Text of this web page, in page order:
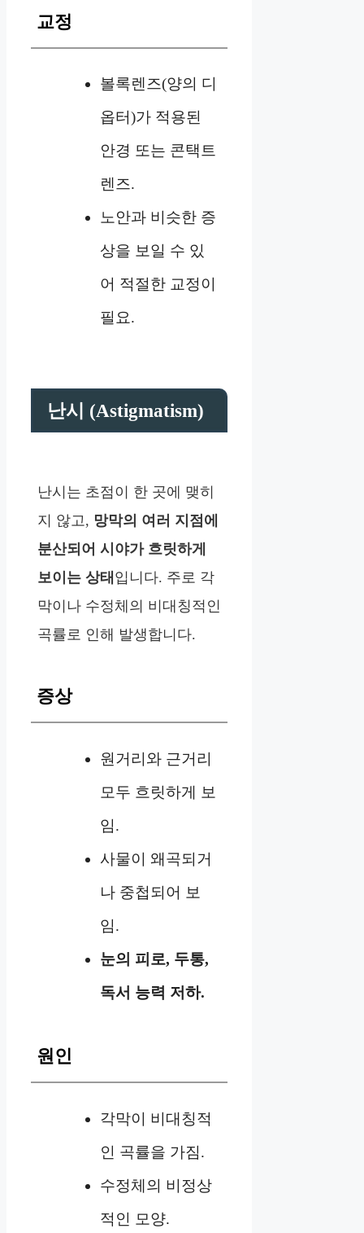
교정
볼록렌즈(양의 디
옵터)가 적용된
안경 또는 콘택트
렌즈.
노안과 비슷한 증
상을 보일 수 있
어 적절한 교정이
필요.
난시 (Astigmatism)
난시는 초점이 한 곳에 맺히
지 않고, 망막의 여러 지점에
분산되어 시야가 흐릿하게
보이는 상태 입니다. 주로 각
막이나 수정체의 비대칭적인
곡률로 인해 발생합니다.
증상
원거리와 근거리
모두 흐릿하게 보
임.
사물이 왜곡되거
나 중첩되어 보
임.
눈의 피로, 두통,
독서 능력 저하.
원인
각막이 비대칭적
인 곡률을 가짐.
수정체의 비정상
적인 모양.